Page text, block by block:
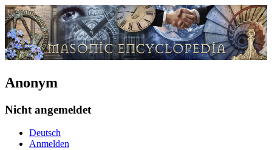
Anonym
Nicht angemeldet
Deutsch
Anmelden